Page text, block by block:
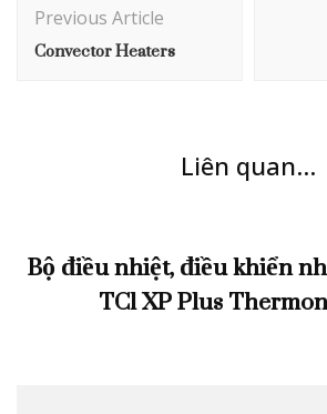
Navigation
Previous Article
Convector Heaters
Liên quan...
Bộ điều nhiệt, điều khiển
TC1 XP Plus